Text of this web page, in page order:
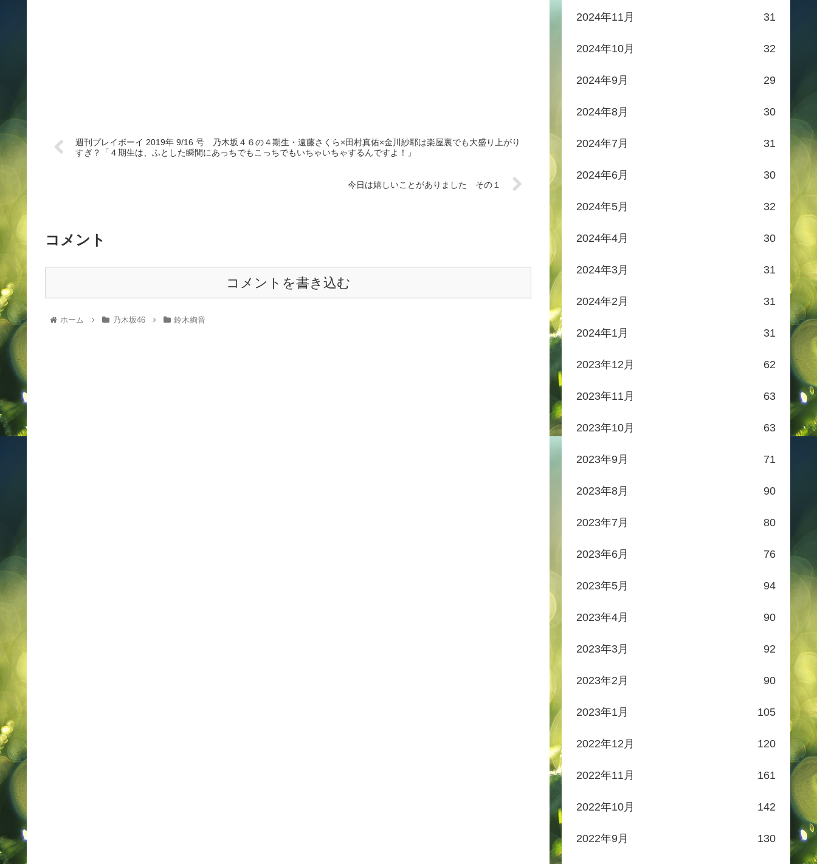
週刊プレイボーイ 2019年 9/16 号 乃木坂４６の４期生・遠藤さくら×田村真佑×金川紗耶は楽屋裏でも大盛り上がり
すぎ？「４期生は、ふとした瞬間にあっちでもこっちでもいちゃいちゃするんですよ！」
今日は嬉しいことがありました その１
コメント
コメントを書き込む
ホーム 乃木坂46 鈴木絢音
2024年11月 31
2024年10月 32
2024年9月 29
2024年8月 30
2024年7月 31
2024年6月 30
2024年5月 32
2024年4月 30
2024年3月 31
2024年2月 31
2024年1月 31
2023年12月 62
2023年11月 63
2023年10月 63
2023年9月 71
2023年8月 90
2023年7月 80
2023年6月 76
2023年5月 94
2023年4月 90
2023年3月 92
2023年2月 90
2023年1月 105
2022年12月 120
2022年11月 161
2022年10月 142
2022年9月 130